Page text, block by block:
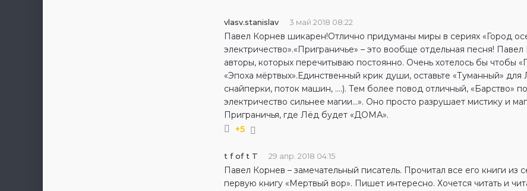
vlasv.stanislav 3 май 2018 08:22
Павел Корнев шикарен!Отлично придуманы миры в сериях «Город
электричество».«Приграничье» – это вообще отдельная песня!
авторы, которых перечитываю постоянно. Очень хотелось бы чтобы
«Эпоха мёртвых».Единственный крик души, оставьте «Туманный»
снайперки, поток машин, ….). Тем более повод отличный, «Барство»
электричество сильнее магии…». Оно просто разрушает мистику и
Приграничья, где Лёд будет «ДОМА».
+5
t f of t T 29 апр. 2018 04:15
Павел Корнев – замечательный писатель. Прочитал все его книги
первую книгу «Мертвый вор». Пишет интересно. Хочется читать и